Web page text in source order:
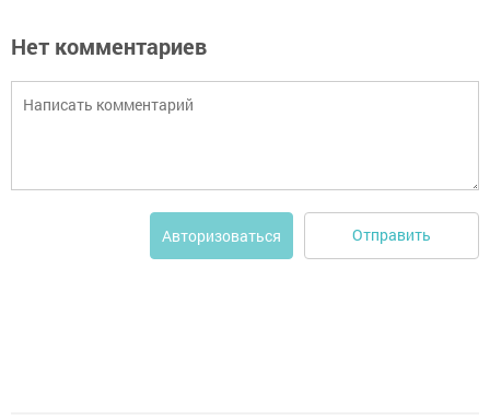
Нет комментариев
Авторизоваться Отправить